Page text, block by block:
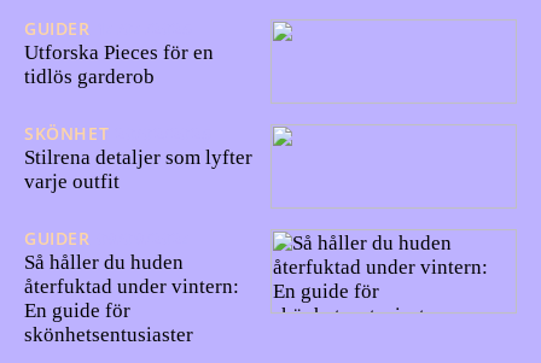
GUIDER
Utforska Pieces för en
tidlös garderob
SKÖNHET
Stilrena detaljer som lyfter
varje outfit
GUIDER
Så håller du huden
återfuktad under vintern:
En guide för
skönhetsentusiaster